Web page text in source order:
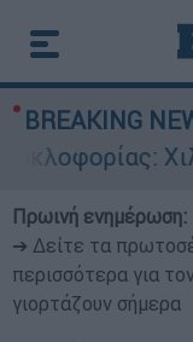
BREAKING
Πρωινή ενημέρωση:
➔ Δείτε τα
περισσότερα για
γιορτάζουν σήμερα